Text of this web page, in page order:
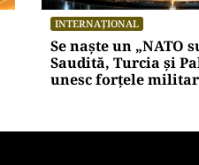
INTERNAȚIONAL
Se naște un „NATO
Saudită, Turcia și
unesc forțele